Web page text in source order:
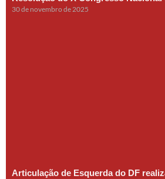
30 de novembro de 2025
Articulação de Esquerda do DF